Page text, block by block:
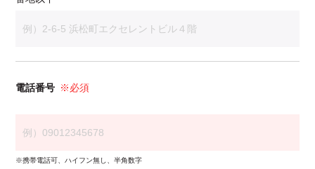
電話番号 ※必須
※携帯電話可、ハイフン無し、半角数字